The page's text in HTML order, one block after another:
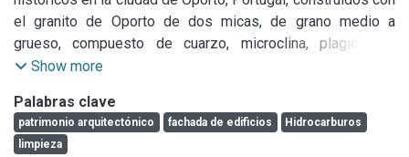
el granito de Oporto de dos micas, de grano medio a
grueso, compuesto de cuarzo, microclina, plagioclasa,
muscovita y biotita. Varios estudios realizados sobre la
atmosféricas apuntan a un origen antropogénico de estas
capas de alteración.
Show more
Palabras clave
patrimonio arquitectónico fachada de edificios
Hidrocarburos
limpieza